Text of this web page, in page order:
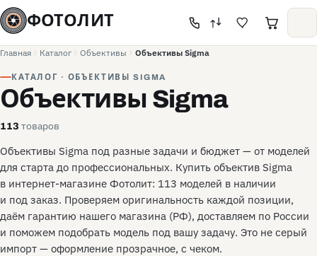
ФОТОЛИТ
Главная Каталог Объективы Объективы Sigma
КАТАЛОГ · ОБЪЕКТИВЫ SIGMA
Объективы Sigma
113 товаров
Объективы Sigma под разные задачи и бюджет — от моделей
для старта до профессиональных. Купить объектив Sigma
в интернет-магазине Фотолит: 113 моделей в наличии
и под заказ. Проверяем оригинальность каждой позиции,
даём гарантию нашего магазина (РФ), доставляем по России
и поможем подобрать модель под вашу задачу. Это не серый
импорт — оформление прозрачное, с чеком.